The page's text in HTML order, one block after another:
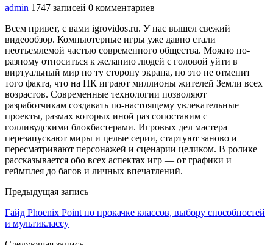
admin 1747 записей 0 комментариев
Всем привет, с вами igrovidos.ru. У нас вышел свежий
видеообзор. Компьютерные игры уже давно стали
неотъемлемой частью современного общества. Можно по-
разному относиться к желанию людей с головой уйти в
виртуальный мир по ту сторону экрана, но это не отменит
того факта, что на ПК играют миллионы жителей Земли всех
возрастов. Современные технологии позволяют
разработчикам создавать по-настоящему увлекательные
проекты, размах которых иной раз сопоставим с
голливудскими блокбастерами. Игровых дел мастера
перезапускают миры и целые серии, стартуют заново и
пересматривают персонажей и сценарии целиком. В ролике
рассказывается обо всех аспектах игр — от графики и
геймплея до багов и личных впечатлений.
Предыдущая запись
Гайд Phoenix Point по прокачке классов, выбору способностей
и мультиклассу